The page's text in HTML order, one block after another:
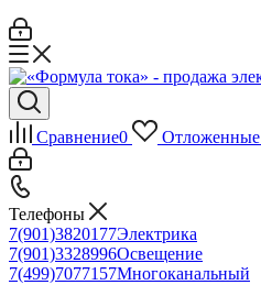
Сравнение0 Отложенные
Телефоны
7(901)3820177Электрика
7(901)3328996Освещение
7(499)7077157Многоканальный